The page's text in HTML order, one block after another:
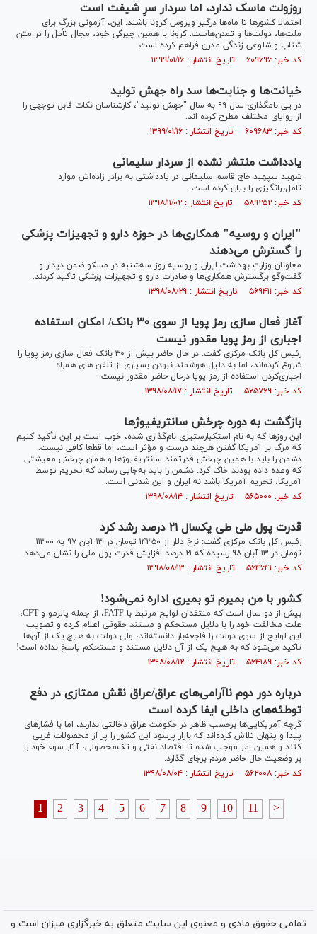
روزولت ماسک ندارد، اما سردار سرِ شیفت است
احتمالا کشور‌ها تا ماه‌ها درگیر ویروس کرونا باشند. این، آزمونی بزرگ برای
ملت‌ها، دولت‌ها و تمدن‌هاست. کرونا با همین چیرگی خود، مجال تأمل را در متن
شتاب و شلوغی زندگی مدرن فراهم کرده است.
کد خبر: ۶۰۹۶۹۶ تاریخ انتشار : ۱۳۹۹/۰۱/۱۶
خیانت‌ها و جنایت‌ها سد راه جهش تولید
در پی نامگذاری سال ۹۹ به سال "جهش تولید"، کارشناسان نکات قابل توجهی را
از زوایای مختلف مطرح کرده اند.
کد خبر: ۶۰۹۶۸۳ تاریخ انتشار : ۱۳۹۹/۰۱/۱۶
یادداشت منتشر نشده از سردار سلیمانی
شهید سپهبد حاج قاسم سلیمانی در یادداشتی به برادر زاده‌اش موارد
تامل‌برانگیزی را بیان کرده است.
کد خبر: ۵۸۹۲۵۲ تاریخ انتشار : ۱۳۹۸/۱۱/۰۲
"ایران و روسیه" همکاری‌ها در حوزه دارو و تجهیزات پزشکی
را گسترش می‌دهند
معاونان وزارت بهداشت ایران و روسیه روز سه‌شنبه در مسکو ضمن دیدار و
گفت‌وگو برگسترش همکاری‌ها و صادرات دارو و تجهیزات پزشکی تاکید کردند.
کد خبر: ۵۶۹۴۱۱ تاریخ انتشار : ۱۳۹۸/۰۸/۲۹
آغاز فعال سازی رمز پویا از سوی ۳۰ بانک/ امکان استفاده
اجباری از رمز پویا مقدور نیست
رئیس کل بانک مرکزی گفت: در حال حاضر بیش از ۳۰ بانک فعال سازی رمز پویا را
شروع کرده‌اند، اما به دلیل هوشمند نبودن بسیاری از تلفن های همراه
اجباری‌کردن استفاده از رمز پویا درحال حاضر مقدور نیست.
کد خبر: ۵۶۵۷۶۹ تاریخ انتشار : ۱۳۹۸/۰۸/۱۷
بازگشت به دوره چرخش سانتریفیوژ‌ها
این روز‌ها که به نام استکبارستیزی نام‌گذاری شده، خوب است بر این تأکید کنیم
که مرگ بر آمریکا گفتن هرچند درست و مؤثر است، اما قطعا کافی نیست.
دشمن را باید با همین چرخش قدرتمند سانتریفیوژ‌ها و همان چرخش معیشتی
که وعده داده بودند خاک کرد. دشمن را باید به‌جایی رساند که تحریم توسط
آمریکا، تحریم آمریکا باشد نه ایران و این شدنی است.
کد خبر: ۵۶۵۰۰۰ تاریخ انتشار : ۱۳۹۸/۰۸/۱۴
قدرت پول ملی طی یکسال ۲۱ درصد رشد کرد
رئیس کل بانک مرکزی گفت: نرخ دلار از ۱۴۳۵۰ تومان در ۱۳ آبان ۹۷ به ۱۱۳۰۰
تومان در ۱۳ آبان ۹۸ رسیده که ۲۱ درصد افزایش قدرت پول ملی را نشان می‌دهد.
کد خبر: ۵۶۴۶۴۱ تاریخ انتشار : ۱۳۹۸/۰۸/۱۳
کشور با من بمیرم تو بمیری اداره نمی‌شود!
بیش از دو سال است که منتقدان لوایح مرتبط با FATF، از جمله پالرمو و CFT،
علت مخالفت خود را با دلایل مستحکم و مستند حقوقی اعلام کرده و تصویب
این لوایح از سوی دولت را فاجعه‌بار دانسته‌اند، ولی دولت به هیچ یک از آن‌ها
تاکید می‌شود که به هیچ یک از آن دلایل مستند و مستحکم پاسخ نداده است!
کد خبر: ۵۶۴۱۸۹ تاریخ انتشار : ۱۳۹۸/۰۸/۱۲
درباره دور دوم ناآرامی‌های عراق/عراق نقش ممتازی در دفع
توطئه‌های داخلی ایفا کرده است
گرچه آمریکایی‌ها برحسب ظاهر در حکومت عراق دخالتی ندارند، اما با فشار‌های
پیدا و پنهان تلاش کرده‌اند که بازار پرسود این کشور را پر از محصولات غربی
کنند و همین امر موجب شده تا اقتصاد نفتی و تک‌محصولی، آثار سوء خود را
بر وضعیت حال حاضر مردم برجای گذارد.
کد خبر: ۵۶۲۰۰۸ تاریخ انتشار : ۱۳۹۸/۰۸/۰۴
1 2 3 4 5 6 7 8 9 10 11 >
تمامی حقوق مادی و معنوی این سایت متعلق به خبرگزاری میزان است و